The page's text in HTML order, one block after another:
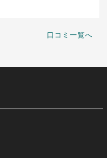
口コミ一覧へ